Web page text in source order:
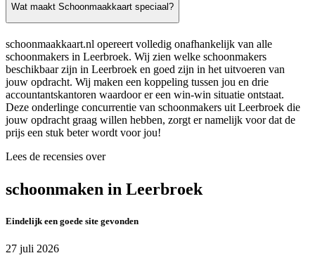
Wat maakt Schoonmaakkaart speciaal?
schoonmaakkaart.nl opereert volledig onafhankelijk van alle
schoonmakers in Leerbroek. Wij zien welke schoonmakers
beschikbaar zijn in Leerbroek en goed zijn in het uitvoeren van
jouw opdracht. Wij maken een koppeling tussen jou en drie
accountantskantoren waardoor er een win-win situatie ontstaat.
Deze onderlinge concurrentie van schoonmakers uit Leerbroek die
jouw opdracht graag willen hebben, zorgt er namelijk voor dat de
prijs een stuk beter wordt voor jou!
Lees de recensies over
schoonmaken in Leerbroek
Eindelijk een goede site gevonden
27 juli 2026